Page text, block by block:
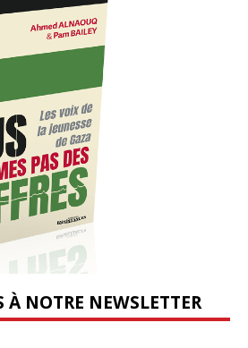
NOTRE NEWSLETTER